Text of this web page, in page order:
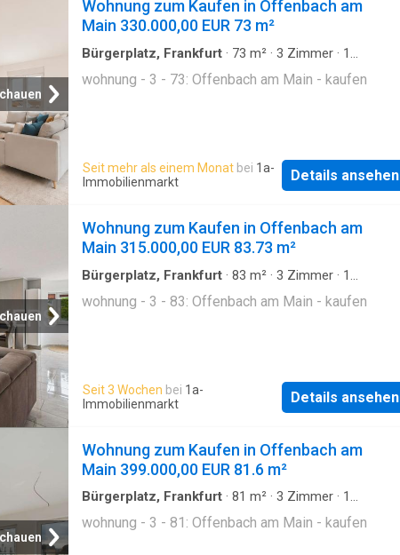
Wohnung zum Kaufen in Offenbach am
Main 330.000,00 EUR 73 m²
Bürgerplatz, Frankfurt · 73 m² · 3 Zimmer · 1
Etagenwohnung
wohnung - 3 - 73: Offenbach am Main - kaufen
Seit mehr als einem Monat bei 1a-
Immobilienmarkt
Details ansehen
Wohnung zum Kaufen in Offenbach am
Main 315.000,00 EUR 83.73 m²
Bürgerplatz, Frankfurt · 83 m² · 3 Zimmer · 1
wohnung - 3 - 83: Offenbach am Main - kaufen
Seit 3 Wochen bei 1a-
Immobilienmarkt
Details ansehen
Wohnung zum Kaufen in Offenbach am
Main 399.000,00 EUR 81.6 m²
Bürgerplatz, Frankfurt · 81 m² · 3 Zimmer · 1
Etagenwohnung
wohnung - 3 - 81: Offenbach am Main - kaufen